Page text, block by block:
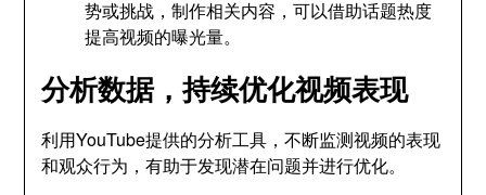
势或挑战，制作相关内容，可以借助话题热度
提高视频的曝光量。
分析数据，持续优化视频表现
利用YouTube提供的分析工具，不断监测视频的表现
和观众行为，有助于发现潜在问题并进行优化。